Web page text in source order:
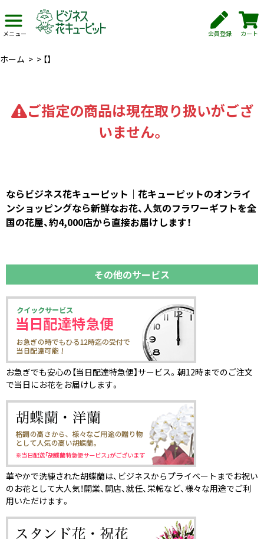
メニュー 会員登録 カート
ホーム > > 【】
ご指定の商品は現在取り扱いがござ
いません。
ならビジネス花キューピット｜花キューピットのオンライ
ンショッピングなら新鮮なお花、人気のフラワーギフトを全
国の花屋、約4,000店から直接お届けします！
その他のサービス
お急ぎでも安心の【当日配達特急便】サービス。朝12時までのご注文
で当日にお花をお届けします。
華やかで洗練された胡蝶蘭は、ビジネスからプライベートまでお祝い
のお花として大人気！開業、開店、就任、栄転など、様々な用途でご利
用いただけます。